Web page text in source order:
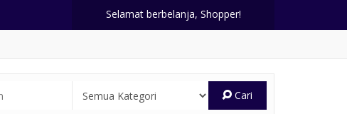
Selamat berbelanja, Shopper!
Cari